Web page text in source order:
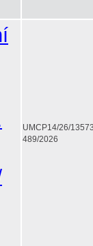
UMCP14/26/
489/2026